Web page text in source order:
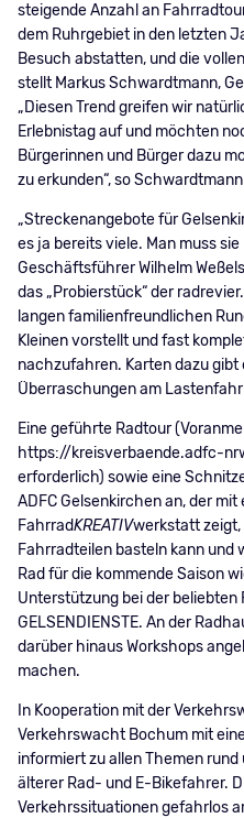
steigende Anzahl an
dem Ruhrgebiet in den letzten
Besuch abstatten, und die
stellt Markus Schwardtmann,
„Diesen Trend greifen wir
Erlebnistag auf und möchten
Bürgerinnen und Bürger dazu
zu erkunden“, so
„Streckenangebote für
es ja bereits viele. Man muss
Geschäftsführer Wilhelm
das „Probierstück“ der
langen familienfreundlichen
Kleinen vorstellt und fast
nachzufahren. Karten dazu gibt
Überraschungen am
Eine geführte Radtour
https://kreisverbaende.adfc-
erforderlich) sowie eine
ADFC Gelsenkirchen an, der
FahrradKREATIVwerkstatt zeigt,
Fahrradteilen basteln kann und
Rad für die kommende Saison
Unterstützung bei der
GELSENDIENSTE. An der
darüber hinaus Workshops
machen.
In Kooperation mit der
Verkehrswacht Bochum mit
informiert zu allen Themen
älterer Rad- und E-Bikefahrer.
Verkehrssituationen gefahrlos